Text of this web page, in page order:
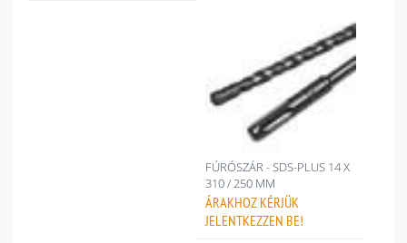
FÚRÓSZÁR - SDS-PLUS 14 X
310 / 250 MM
ÁRAKHOZ KÉRJÜK
JELENTKEZZEN BE!